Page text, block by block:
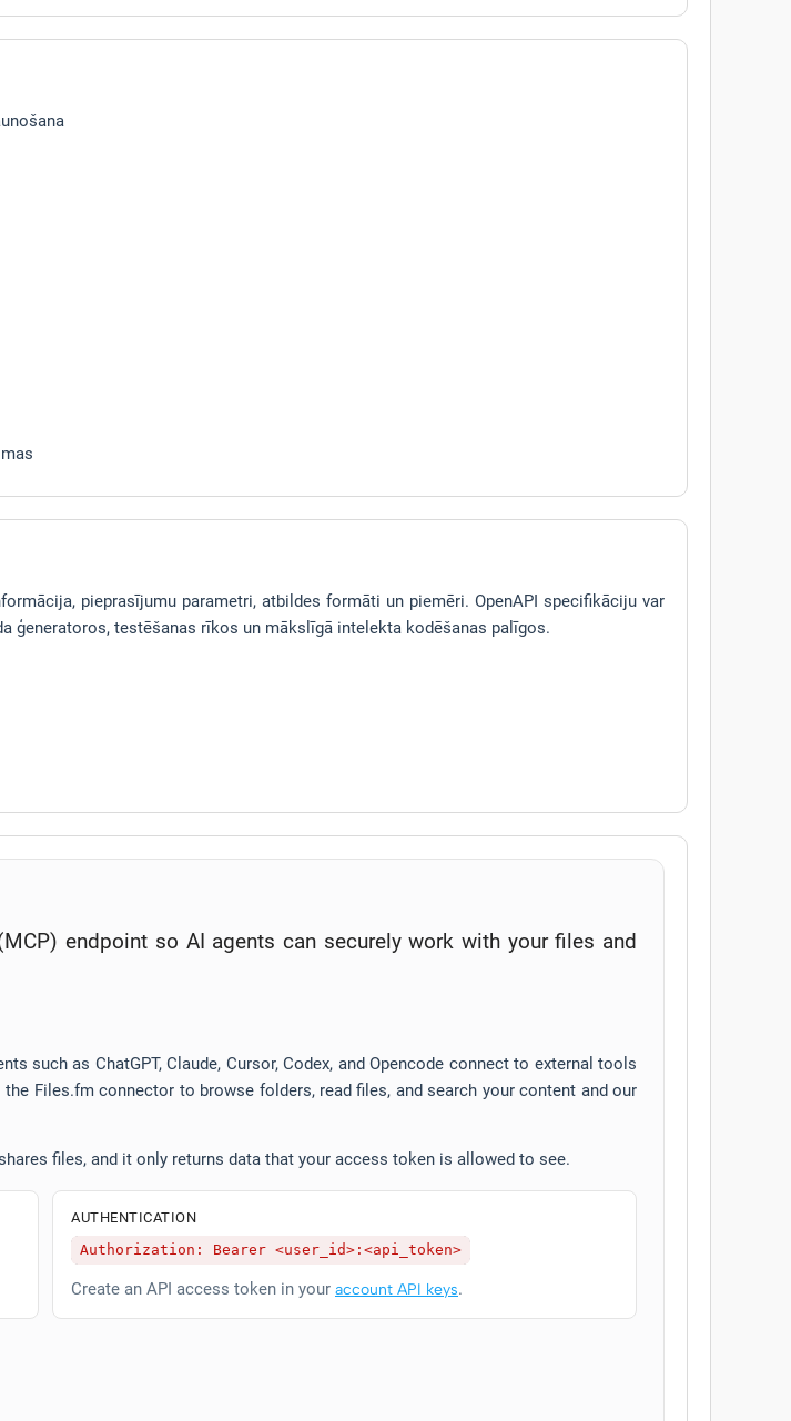
pieprasījumu parametri, atbildes formāti un piemēri. OpenAPI specifikāciju var
ģeneratoros, testēšanas rīkos un mākslīgā intelekta kodēšanas palīgos.
endpoint so AI agents can securely work with your files and
such as ChatGPT, Claude, Cursor, Codex, and Opencode connect to external tools
Files.fm connector to browse folders, read files, and search your content and our
files, and it only returns data that your access token is allowed to see.
AUTHENTICATION
Authorization: Bearer <user_id>:<api_token>
Create an API access token in your account API keys.